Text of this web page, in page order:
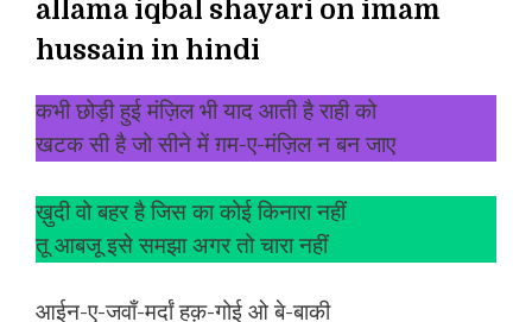
allama iqbal shayari on imam
hussain in hindi
कभी छोड़ी हुई मंज़िल भी याद आती है राही को
खटक सी है जो सीने में ग़म-ए-मंज़िल न बन जाए
ख़ुदी वो बहर है जिस का कोई किनारा नहीं
तू आबजू इसे समझा अगर तो चारा नहीं
आईन-ए-जवाँ-मर्दां हक़-गोई ओ बे-बाकी